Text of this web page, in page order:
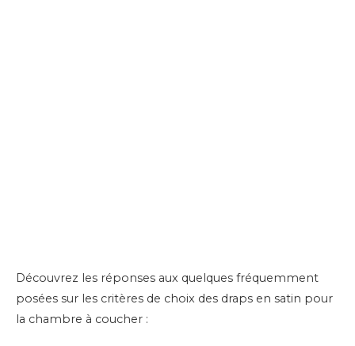
Découvrez les réponses aux quelques fréquemment
posées sur les critères de choix des draps en satin pour
la chambre à coucher :